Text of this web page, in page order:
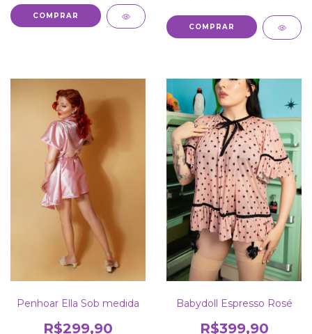
COMPRAR
COMPRAR
Penhoar Ella Sob medida
R$299,90
Babydoll Espresso Rosé
R$399,90